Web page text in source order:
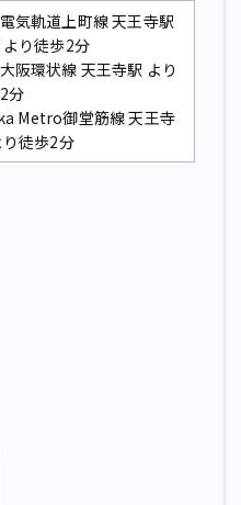
気軌道上町線 天王寺駅
より徒歩2分
阪環状線 天王寺駅 より
分
Metro御堂筋線 天王寺
徒歩2分